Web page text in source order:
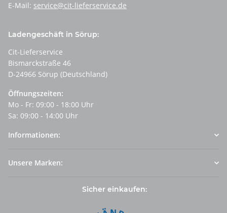
E-Mail: service@cit-lieferservice.de
Ladengeschäft in Sörup:
Cit-Lieferservice
Bismarckstraße 46
D-24966 Sörup (Deutschland)
Öffnungszeiten:
Mo - Fr: 09:00 - 18:00 Uhr
Sa: 09:00 - 14:00 Uhr
Informationen:
Unsere Marken:
Sicher einkaufen: